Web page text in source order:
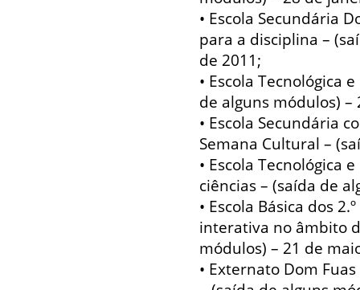
• Escola Secundária
para a disciplina –
de 2011;
• Escola Tecnológica
de alguns módulos)
• Escola Secundária
Semana Cultural –
• Escola Tecnológica
ciências – (saída de
• Escola Básica dos
interativa no âmbito
módulos) – 21 de
• Externato Dom